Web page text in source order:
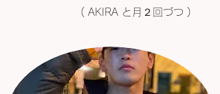
( AKIRA と月２回づつ )